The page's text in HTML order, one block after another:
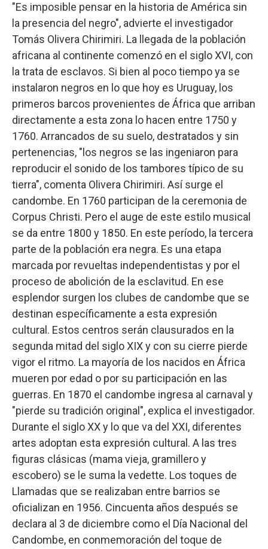
"Es imposible pensar en la historia de América sin
la presencia del negro", advierte el investigador
Tomás Olivera Chirimiri. La llegada de la población
africana al continente comenzó en el siglo XVI, con
la trata de esclavos. Si bien al poco tiempo ya se
instalaron negros en lo que hoy es Uruguay, los
primeros barcos provenientes de África que arriban
directamente a esta zona lo hacen entre 1750 y
1760. Arrancados de su suelo, destratados y sin
pertenencias, "los negros se las ingeniaron para
reproducir el sonido de los tambores típico de su
tierra", comenta Olivera Chirimiri. Así surge el
candombe. En 1760 participan de la ceremonia de
Corpus Christi. Pero el auge de este estilo musical
se da entre 1800 y 1850. En este período, la tercera
parte de la población era negra. Es una etapa
marcada por revueltas independentistas y por el
proceso de abolición de la esclavitud. En ese
esplendor surgen los clubes de candombe que se
destinan específicamente a esta expresión
cultural. Estos centros serán clausurados en la
segunda mitad del siglo XIX y con su cierre pierde
vigor el ritmo. La mayoría de los nacidos en África
mueren por edad o por su participación en las
guerras. En 1870 el candombe ingresa al carnaval y
"pierde su tradición original", explica el investigador.
Durante el siglo XX y lo que va del XXI, diferentes
artes adoptan esta expresión cultural. A las tres
figuras clásicas (mama vieja, gramillero y
escobero) se le suma la vedette. Los toques de
Llamadas que se realizaban entre barrios se
oficializan en 1956. Cincuenta años después se
declara al 3 de diciembre como el Día Nacional del
Candombe, en conmemoración del toque de